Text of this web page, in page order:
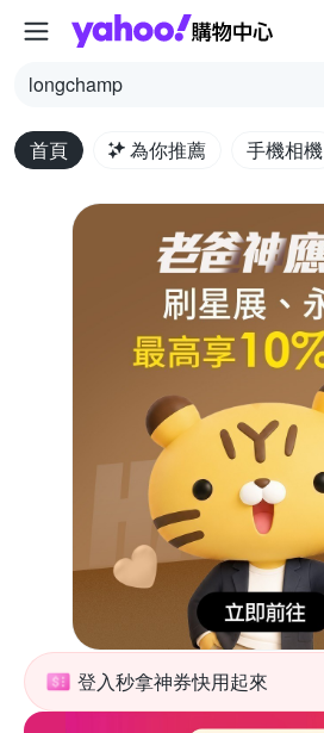
longchamp
首頁 為你推薦 手機相機
登入秒拿神券快用起來